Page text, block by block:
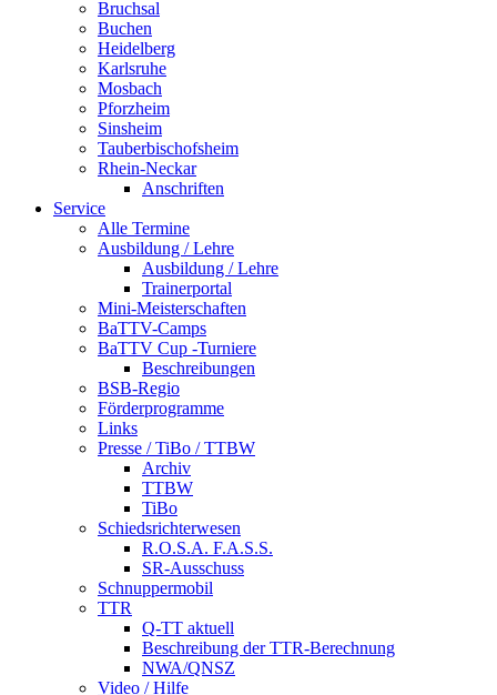
Bruchsal
Buchen
Heidelberg
Karlsruhe
Mosbach
Pforzheim
Sinsheim
Tauberbischofsheim
Rhein-Neckar
Anschriften
Service
Alle Termine
Ausbildung / Lehre
Ausbildung / Lehre
Trainerportal
Mini-Meisterschaften
BaTTV-Camps
BaTTV Cup -Turniere
Beschreibungen
BSB-Regio
Förderprogramme
Links
Presse / TiBo / TTBW
Archiv
TTBW
TiBo
Schiedsrichterwesen
R.O.S.A. F.A.S.S.
SR-Ausschuss
Schnuppermobil
TTR
Q-TT aktuell
Beschreibung der TTR-Berechnung
NWA/QNSZ
Video / Hilfe